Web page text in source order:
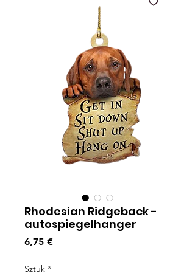
Rhodesian Ridgeback -
autospiegelhanger
6,75 €Cena
Sztuk *